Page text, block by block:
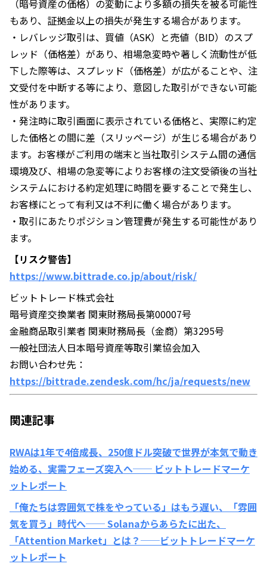
（暗号資産の価格）の変動により多額の損失を被る可能性
もあり、証拠金以上の損失が発生する場合があります。
・レバレッジ取引は、買値（ASK）と売値（BID）のスプ
レッド（価格差）があり、相場急変時や著しく流動性が低
下した際等は、スプレッド（価格差）が広がることや、注
文受付を中断する等により、意図した取引ができない可能
性があります。
・発注時に取引画面に表示されている価格と、実際に約定
した価格との間に差（スリッページ）が生じる場合があり
ます。お客様がご利用の端末と当社取引システム間の通信
環境及び、相場の急変等によりお客様の注文受領後の当社
システムにおける約定処理に時間を要することで発生し、
お客様にとって有利又は不利に働く場合があります。
・取引にあたりポジション管理費が発生する可能性があり
ます。
【リスク警告】
https://www.bittrade.co.jp/about/risk/
ビットトレード株式会社
暗号資産交換業者 関東財務局長第00007号
金融商品取引業者 関東財務局長（金商）第3295号
一般社団法人日本暗号資産等取引業協会加入
お問い合わせ先：
https://bittrade.zendesk.com/hc/ja/requests/new
関連記事
RWAは1年で4倍成長、250億ドル突破で世界が本気で動き
始める、実需フェーズ突入へ── ビットトレードマーケ
ットレポート
「俺たちは雰囲気で株をやっている」はもう遅い、「雰囲
気を買う」時代へ── Solanaからあらたに出た、
「Attention Market」とは？──ビットトレードマーケ
ットレポート